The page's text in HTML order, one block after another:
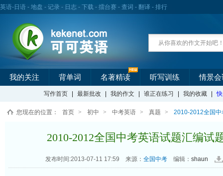
英语- 日语 - 地盘 - 记录 - 日志 - 下载 - 擂台赛 - 查词 - 翻译 - 排行
我的关注 背单词 名著精读 听写训练 情景会
写作首页 最新批改 我的作文 谁正在练习 我的收藏
您现在的位置： 首页 > 初中 > 中考英语 > 真题 > 2010-2012全国中
2010-2012全国中考英语试题汇编试
发布时间:2013-07-11 17:59 来源： 全国中考 编辑： shaun